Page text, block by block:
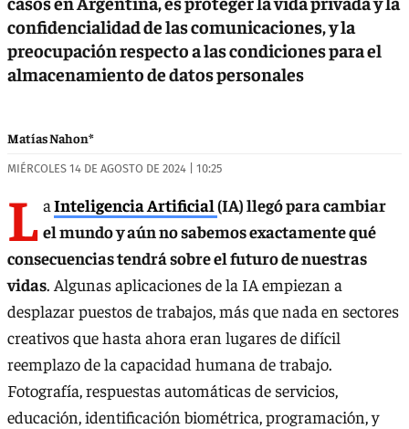
confidencialidad de las comunicaciones, y la
preocupación respecto a las condiciones para el
almacenamiento de datos personales
Matías Nahon*
MIÉRCOLES 14 DE AGOSTO DE 2024 | 10:25
L aInteligencia Artificial(IA) llegó para cambiar
el mundo y aún no sabemos exactamente qué
consecuencias tendrá sobre el futuro de nuestras
vidas. Algunas aplicaciones de la IA empiezan a
desplazar puestos de trabajos, más que nada en sectores
creativos que hasta ahora eran lugares de difícil
reemplazo de la capacidad humana de trabajo.
Fotografía, respuestas automáticas de servicios,
educación, identificación biométrica, programación, y